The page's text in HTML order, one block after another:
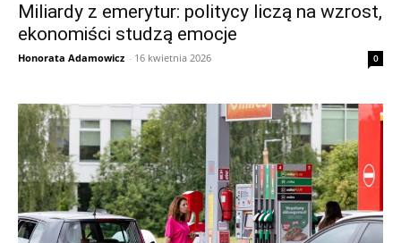
Miliardy z emerytur: politycy liczą na wzrost,
ekonomiści studzą emocje
Honorata Adamowicz - 16 kwietnia 2026 0